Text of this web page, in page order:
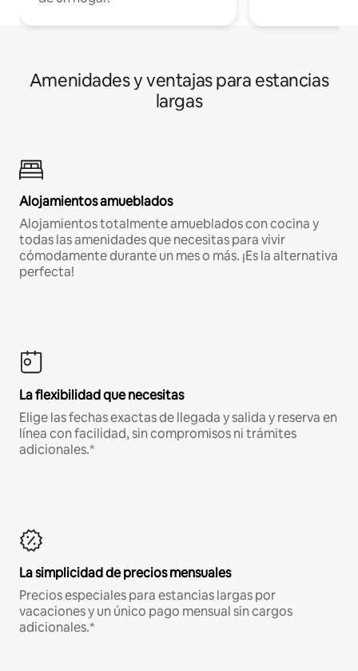
Amenidades y ventajas para estancias
largas
Alojamientos amueblados
Alojamientos totalmente amueblados con cocina y
todas las amenidades que necesitas para vivir
cómodamente durante un mes o más. ¡Es la alternativa
perfecta!
La flexibilidad que necesitas
Elige las fechas exactas de llegada y salida y reserva en
línea con facilidad, sin compromisos ni trámites
adicionales.*
La simplicidad de precios mensuales
Precios especiales para estancias largas por
vacaciones y un único pago mensual sin cargos
adicionales.*